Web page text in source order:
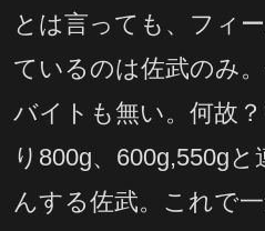
とは言っても、フィ
ているのは佐武のみ
バイトも無い。何故
り800g、600g,550gと
んする佐武。これで